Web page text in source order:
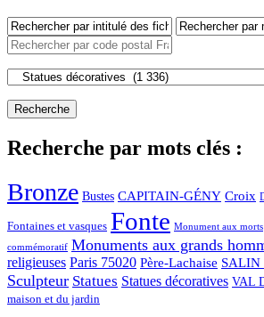
Recherche par mots clés :
Bronze Bustes CAPITAIN-GÉNY Croix
Fontaines et vasques Fonte Monument aux morts
commémoratif Monuments aux grands
religieuses Paris 75020 Père-Lachaise SALIN
Sculpteur Statues Statues décoratives VAL
maison et du jardin